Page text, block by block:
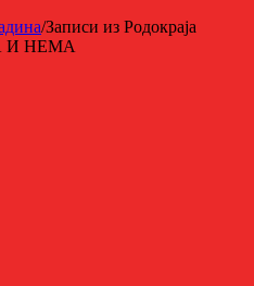
/Записи из Родокраја
И НЕМА